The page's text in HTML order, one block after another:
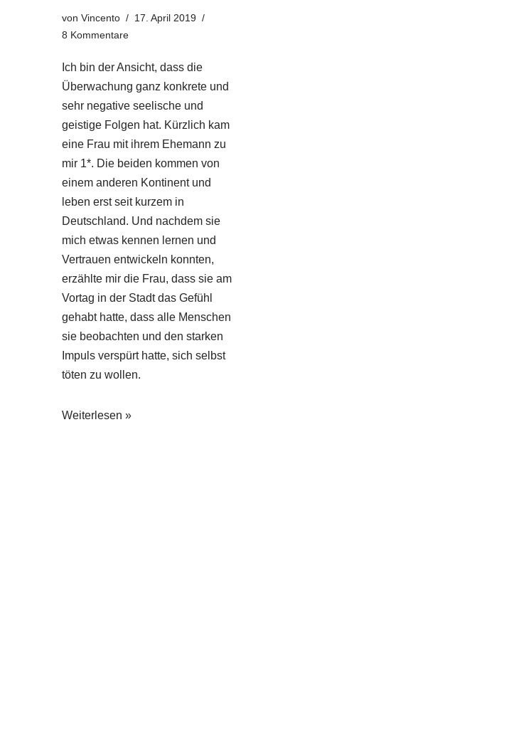
von Vincento
17. April 2019
8 Kommentare
Ich bin der Ansicht, dass die
Überwachung ganz konkrete und
sehr negative seelische und
geistige Folgen hat. Kürzlich kam
eine Frau mit ihrem Ehemann zu
mir 1*. Die beiden kommen von
einem anderen Kontinent und
leben erst seit kurzem in
Deutschland. Und nachdem sie
mich etwas kennen lernen und
Vertrauen entwickeln konnten,
erzählte mir die Frau, dass sie am
Vortag in der Stadt das Gefühl
gehabt hatte, dass alle Menschen
sie beobachten und den starken
Impuls verspürt hatte, sich selbst
töten zu wollen.
Weiterlesen »